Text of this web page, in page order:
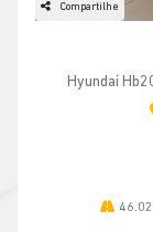
Compartilhe
Hyundai